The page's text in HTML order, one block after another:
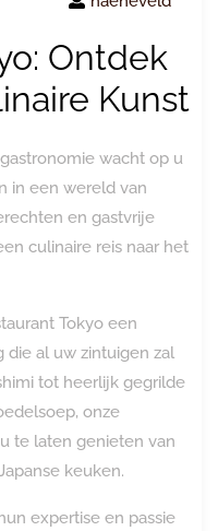
Ontdek
Kunst
wacht op u
in een wereld van
en gastvrije
culinaire reis naar het
Tokyo een
die al uw zintuigen zal
tot heerlijk gegrilde
onze
te laten genieten van
keuken.
expertise en passie